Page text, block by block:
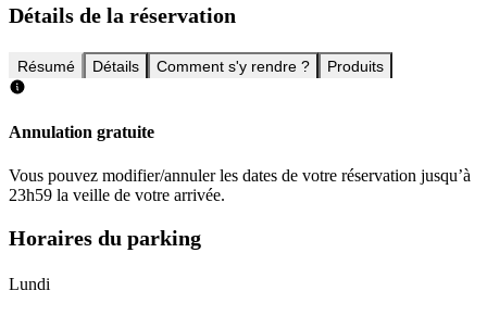
Détails de la réservation
Résumé Détails Comment s'y rendre ? Produits
Annulation gratuite
Vous pouvez modifier/annuler les dates de votre réservation jusqu’à
23h59 la veille de votre arrivée.
Horaires du parking
Lundi